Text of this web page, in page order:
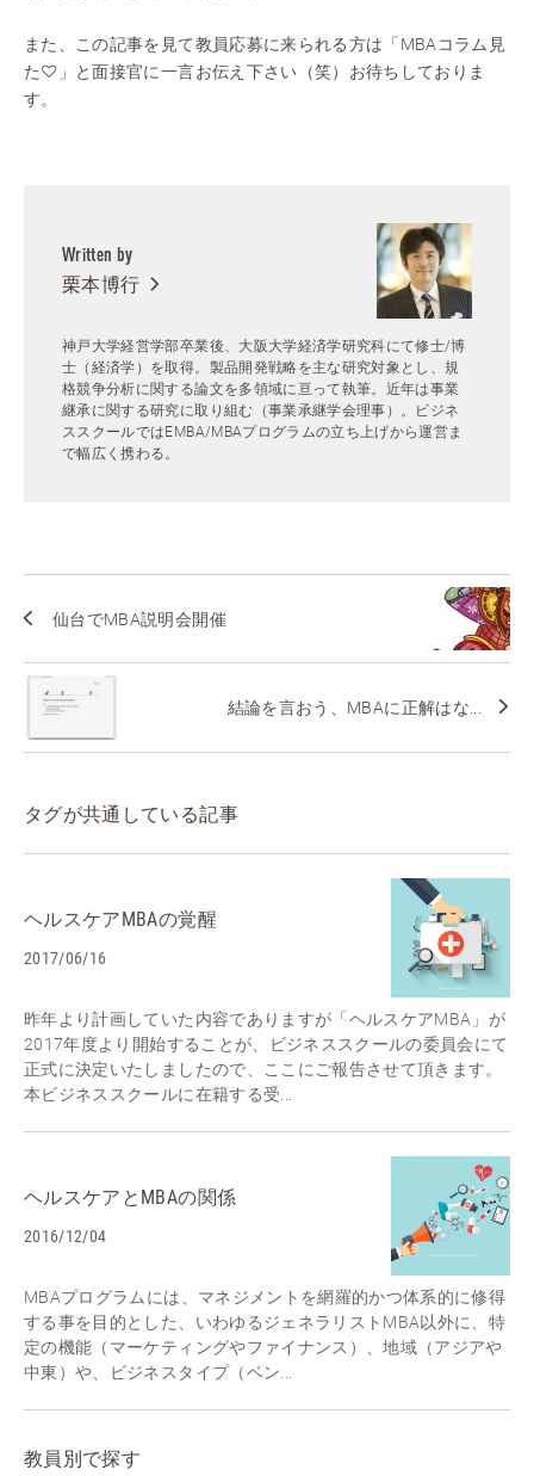
また、この記事を見て教員応募に来られる方は「MBAコラム見
た♡」と面接官に一言お伝え下さい（笑）お待ちしておりま
す。
Written by
栗本博行
神戸大学経営学部卒業後、大阪大学経済学研究科にて修士/博
士（経済学）を取得。製品開発戦略を主な研究対象とし、規
格競争分析に関する論文を多領域に亘って執筆。近年は事業
継承に関する研究に取り組む（事業承継学会理事）。ビジネ
ススクールではEMBA/MBAプログラムの立ち上げから運営ま
で幅広く携わる。
仙台でMBA説明会開催
結論を言おう、MBAに正解はな...
タグが共通している記事
ヘルスケアMBAの覚醒
2017/06/16
昨年より計画していた内容でありますが「ヘルスケアMBA」が
2017年度より開始することが、ビジネススクールの委員会にて
正式に決定いたしましたので、ここにご報告させて頂きます。
本ビジネススクールに在籍する受...
ヘルスケアとMBAの関係
2016/12/04
MBAプログラムには、マネジメントを網羅的かつ体系的に修得
する事を目的とした、いわゆるジェネラリストMBA以外に、特
定の機能（マーケティングやファイナンス）、地域（アジアや
中東）や、ビジネスタイプ（ベン...
教員別で探す